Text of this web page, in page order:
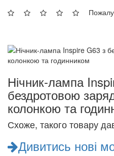
Нічник-лампа
бездротовою
колонкою та
Схоже, такого товару
Дивитись нові